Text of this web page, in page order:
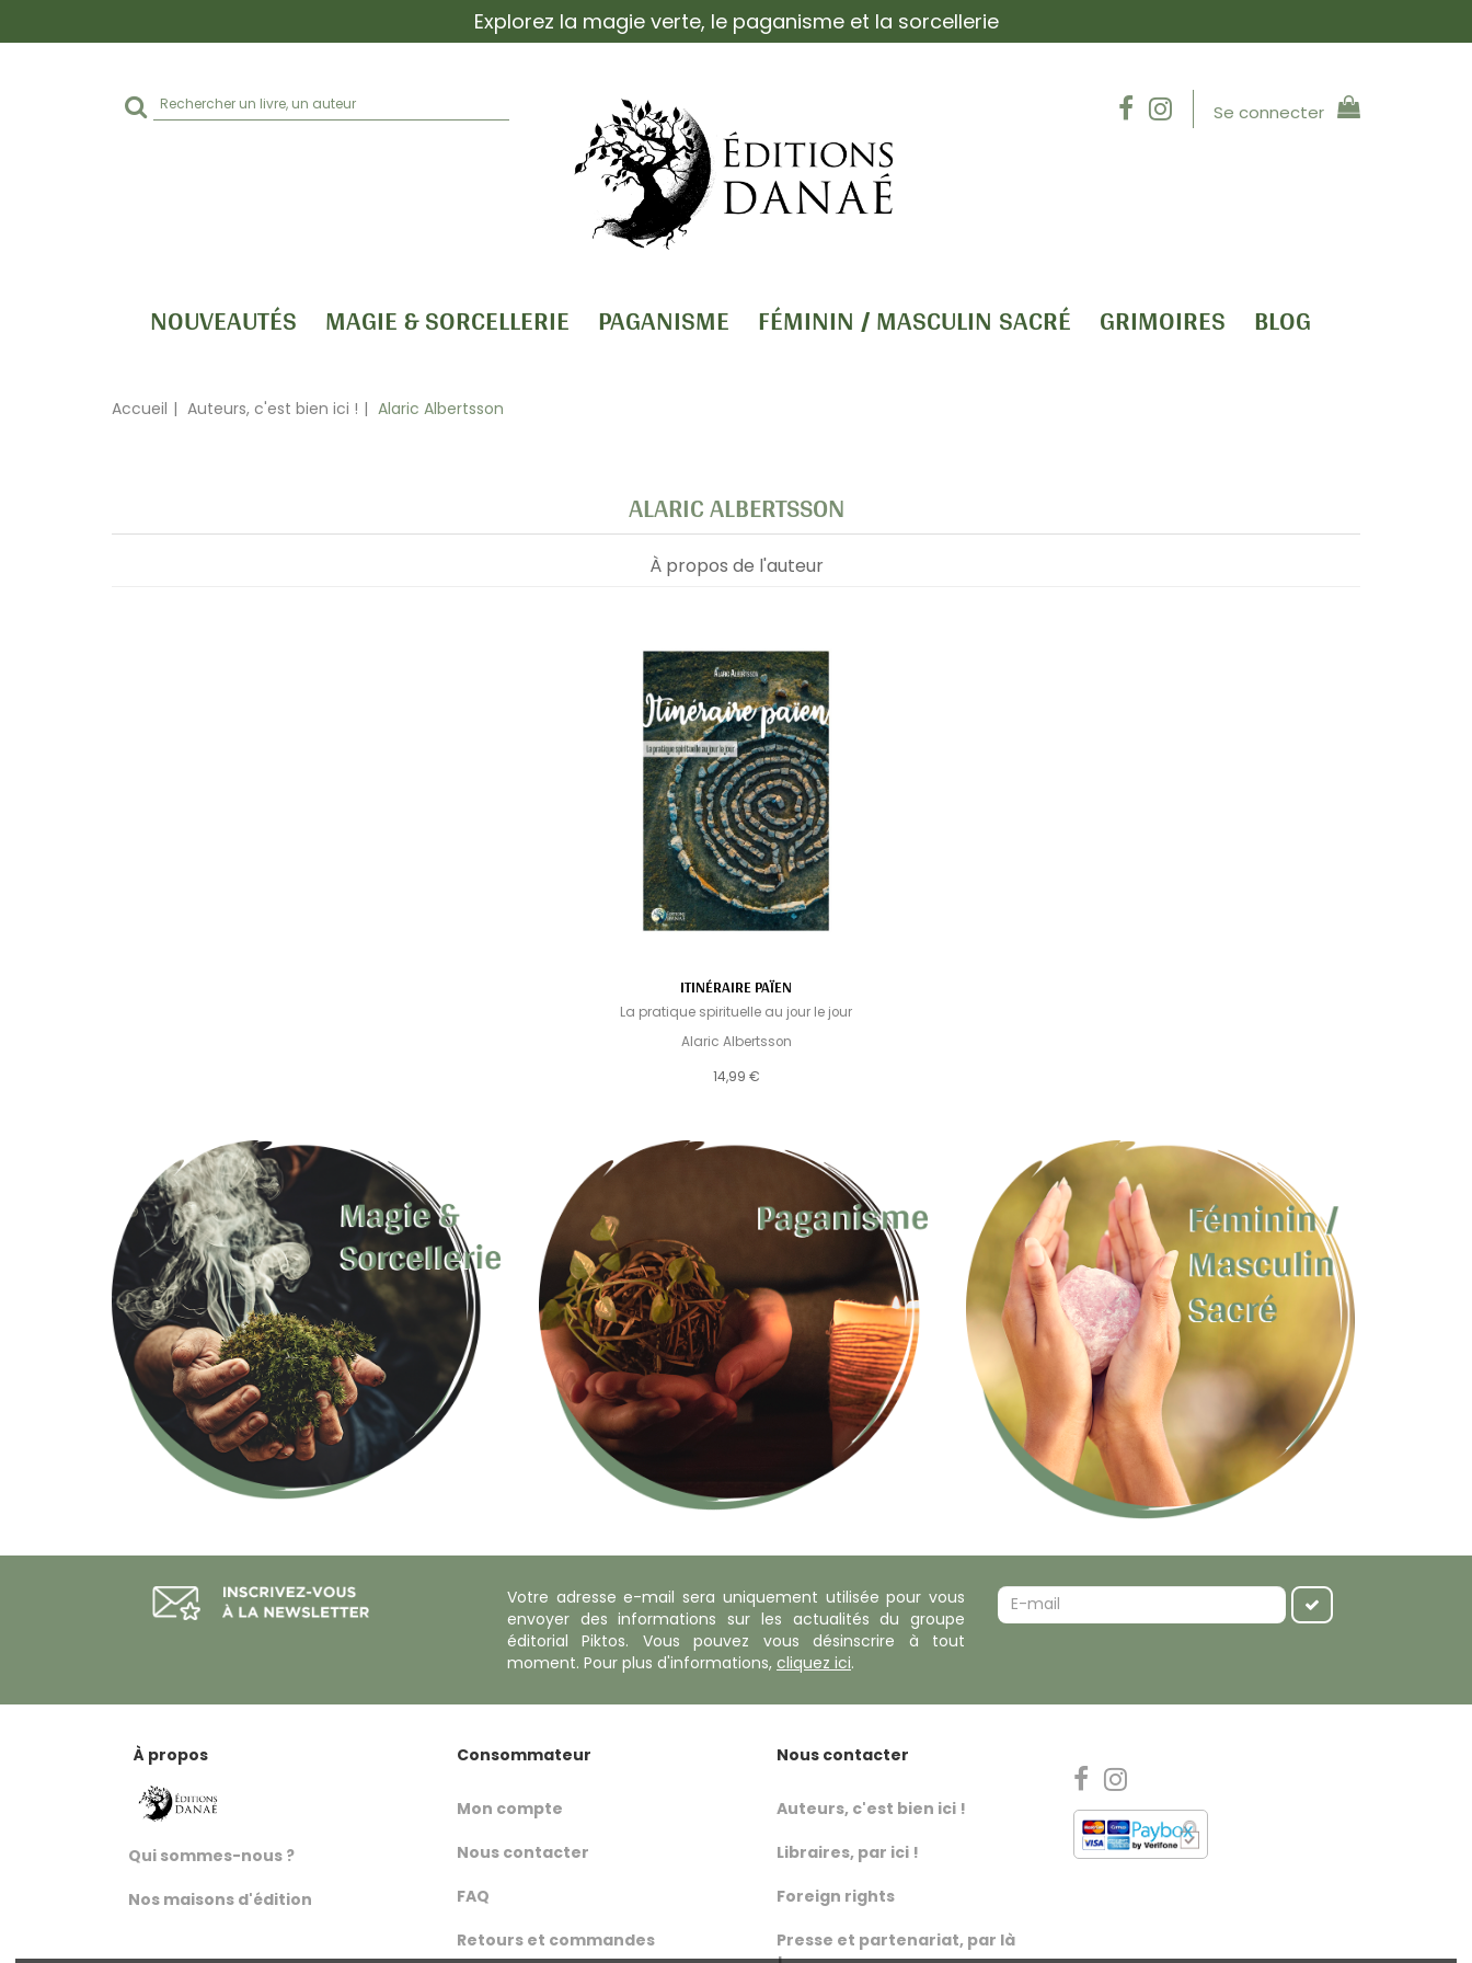
Explorez la magie verte, le paganisme et la sorcellerie
Rechercher
sur
Se connecter
NOUVEAUTÉS MAGIE & SORCELLERIE PAGANISME FÉMININ / MASCULIN SACRÉ GRIMOIRES BLOG
Accueil Auteurs, c'est bien ici ! Alaric Albertsson
ALARIC ALBERTSSON
À propos de l'auteur
ITINÉRAIRE PAÏEN
La pratique spirituelle au jour le jour
Alaric Albertsson
14,99 €
Votre adresse e-mail sera uniquement utilisée pour vous
envoyer des informations sur les actualités du groupe
éditorial Piktos. Vous pouvez vous désinscrire à tout
moment. Pour plus d'informations, cliquez ici.
À propos
Qui sommes-nous ?
Nos maisons d'édition
Consommateur
Mon compte
Nous contacter
FAQ
Retours et commandes
Nous contacter
Auteurs, c'est bien ici !
Libraires, par ici !
Foreign rights
Presse et partenariat, par là